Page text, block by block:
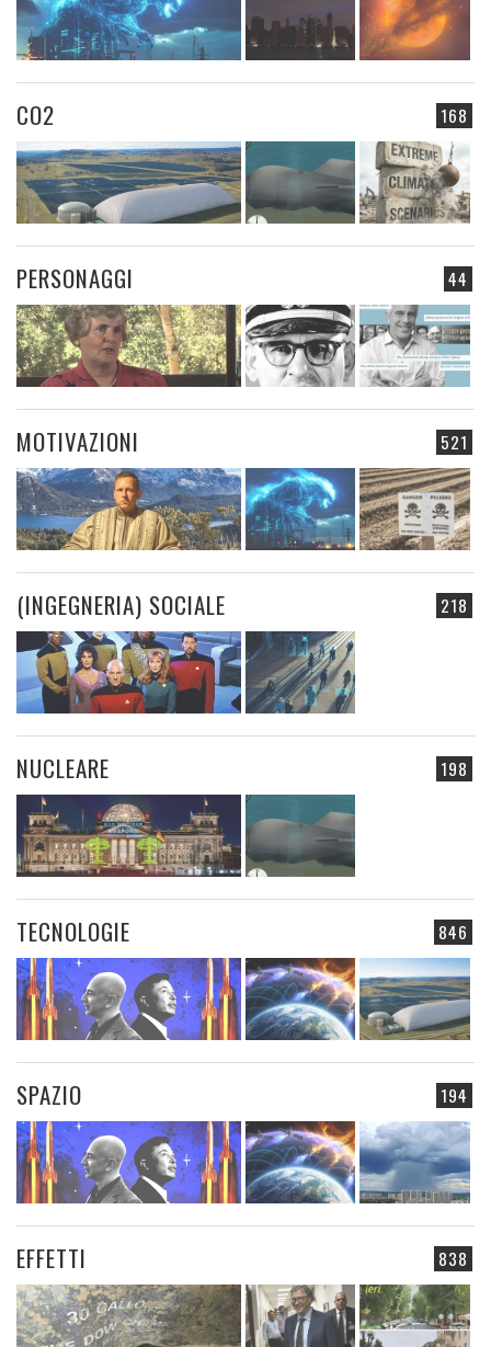
168
CO2
44
PERSONAGGI
521
MOTIVAZIONI
218
(INGEGNERIA) SOCIALE
198
NUCLEARE
846
TECNOLOGIE
194
SPAZIO
838
EFFETTI